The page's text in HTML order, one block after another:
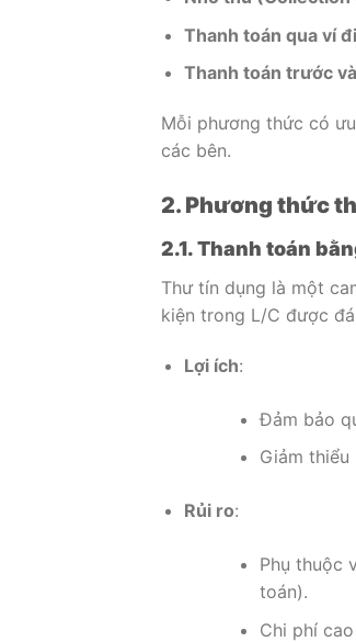
Thanh toán qua ví
Thanh toán trước
Mỗi phương thức có
các bên.
2. Phương thức
2.1. Thanh toán
Thư tín dụng là một
kiện trong L/C được
Lợi ích:
Đảm bảo
Giảm
Rủi ro:
Phụ thuộc
toán).
Chi phí